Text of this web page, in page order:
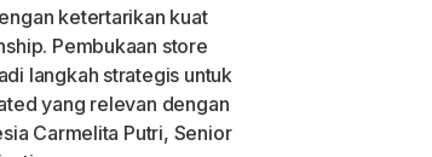
ketertarikan kuat
Pembukaan store
langkah strategis untuk
yang relevan dengan
Carmelita Putri, Senior